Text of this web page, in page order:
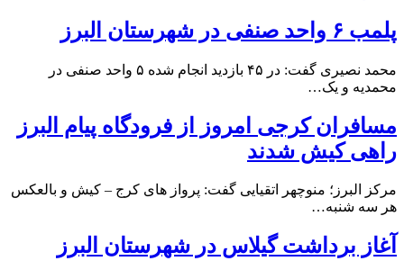
پلمب ۶ واحد صنفی در شهرستان البرز
محمد نصیری گفت: در ۴۵ بازدید انجام شده ۵ واحد صنفی در
محمدیه و یک…
مسافران کرجی امروز از فرودگاه پیام البرز
راهی کیش شدند
مرکز البرز؛ منوچهر اتقیایی گفت: پرواز های کرج – کیش و بالعکس
هر سه شنبه…
آغاز برداشت گیلاس در شهرستان البرز